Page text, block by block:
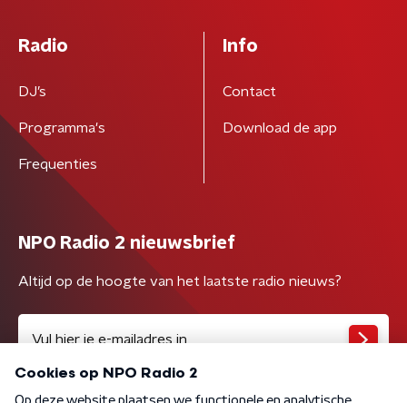
Radio
DJ’s
Programma's
Frequenties
Info
Contact
Download de app
NPO Radio 2 nieuwsbrief
Altijd op de hoogte van het laatste radio nieuws?